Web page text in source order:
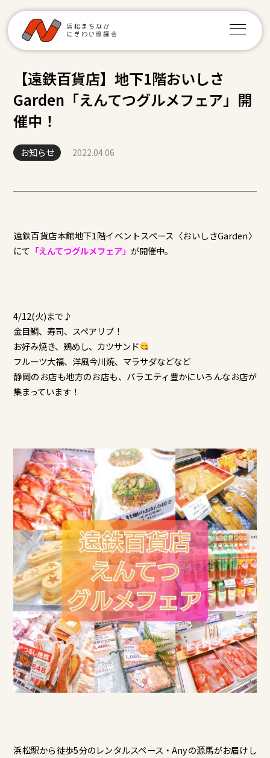
【遠鉄百貨店】地下1階おいしさ
Garden「えんてつグルメフェア」開
催中！
お知らせ 2022.04.06
遠鉄百貨店本館地下1階イベントスペース〈おいしさGarden〉
にて 「えんてつグルメフェア」が開催中。
4/12(火)まで♪
金目鯛、寿司、スペアリブ！
お好み焼き、鶏めし、カツサンド
フルーツ大福、洋風今川焼、マラサダなどなど
静岡のお店も地方のお店も、バラエティ豊かにいろんなお店が
集まっています！
浜松駅から徒歩5分のレンタルスペース・Anyの源馬がお届けし